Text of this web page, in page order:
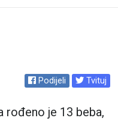
Podijeli Tvituj
rođeno je 13 beba,